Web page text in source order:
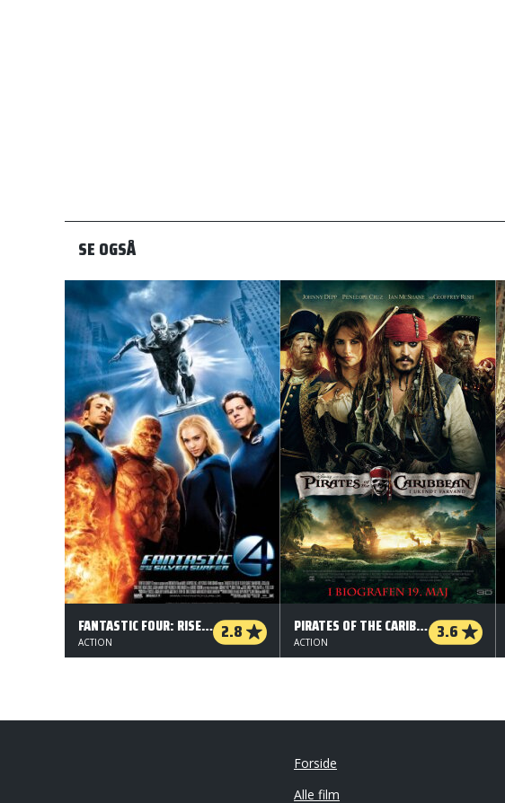
SE OGSÅ
FANTASTIC FOUR: RISE OF THE SILVER SURFER 2.8
ACTION
PIRATES OF THE CARIBBEAN: I UKENDT FARVAND 3.6
ACTION
Forside
Alle film